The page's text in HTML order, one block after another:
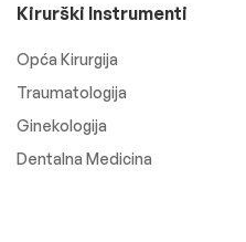
Kirurški Instrumenti
Opća Kirurgija
Traumatologija
Ginekologija
Dentalna Medicina